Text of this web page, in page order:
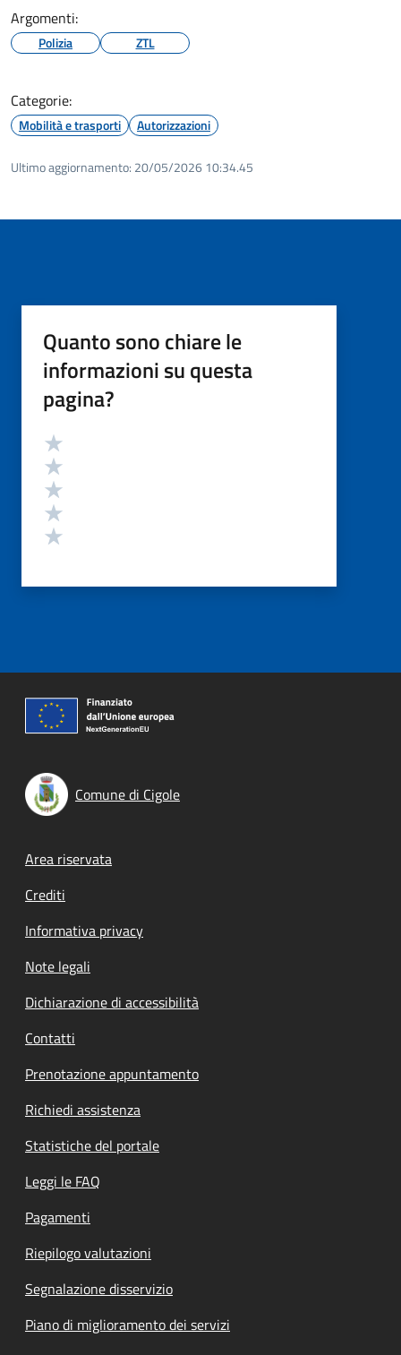
Argomenti:
Polizia ZTL
Categorie:
Mobilità e trasporti Autorizzazioni
Ultimo aggiornamento: 20/05/2026 10:34.45
Quanto sono chiare le
informazioni su questa
pagina?
Valutazione
Comune di Cigole
Footer menu
Area riservata
Crediti
Informativa privacy
Note legali
Dichiarazione di accessibilità
Contatti
Prenotazione appuntamento
Richiedi assistenza
Statistiche del portale
Leggi le FAQ
Pagamenti
Riepilogo valutazioni
Segnalazione disservizio
Piano di miglioramento dei servizi